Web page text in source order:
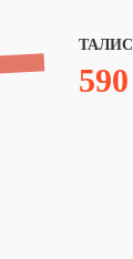
590